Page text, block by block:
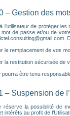
– Gestion des
l’utilisateur de protéger
de passe et/ou de
le remplacement de vos
la restitution sécurisée de
pourra être tenu
– Suspension de
réserve la possibilité de
intérêts au profit de